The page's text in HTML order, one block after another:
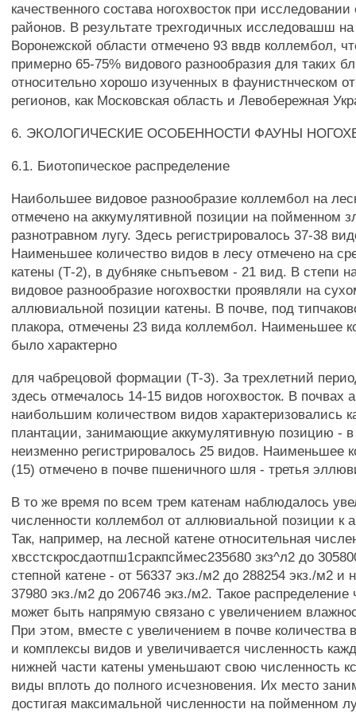
качественного состава ногохвосток при
районов. В результате трехгодичных исследовашш на
Воронежской области отмечено 93 ввдв коллембол,
примерно 65-75% видового разнообразия для таких
относительно хорошо изученных в фаунистнческом
регионов, как Московская область и Левобережная
6. ЭКОЛОГИЧЕСКИЕ ОСОБЕННОСТИ ФАУНЫ
6.1. Биотопическое распределение
Наибольшее видовое разнообразие коллембол на
отмечено на аккумулятивной позиции на пойменном
разнотравном лугу. Здесь регистрировалось 37-38
Наименьшее количество видов в лесу отмечено на
катены (Т-2), в дубняке сньпъевом - 21 вид. В степи
видовое разнообразие ногохвостки проявляли на
аллювиальной позиции катены. В почве, под
плакора, отмечены 23 вида коллембол. Наименьшее
было характерно
для чабрецовой формации (Т-3). За трехлетний
здесь отмечалось 14-15 видов ногохвосток. В почвах
наибольшим количеством видов характеризовались
плантации, занимающие аккумулятивную позицию - в
неизменно регистрировалось 25 видов. Наименьшее
(15) отмечено в почве пшеничного шля - третья
В то же время по всем трем катенам наблюдалось
численности коллембол от аллювиальной позиции к
Так, например, на лесной катене относительная
хвсстскросдаотпш1сракпсймес235б80 зкз^л2 до
степной катене - от 56337 экз./м2 до 288254 экз./м2 и
37980 экз./м2 до 206746 экз./м2. Такое распределение
может быть напрямую связано с увеличением
При этом, вместе с увеличением в почве количества
и комплексы видов и увеличивается численность
нижней части катены уменьшают свою численность
виды вплоть до полного исчезновения. Их место
достигая максимальной численности на пойменном